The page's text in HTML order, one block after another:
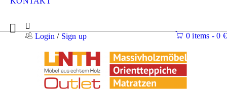
0 items - 0 €
Login / Sign up